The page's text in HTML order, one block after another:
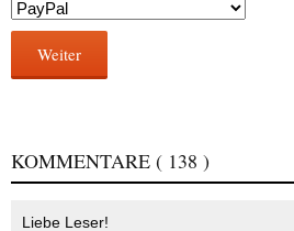
Weiter
KOMMENTARE ( 138 )
Liebe Leser!